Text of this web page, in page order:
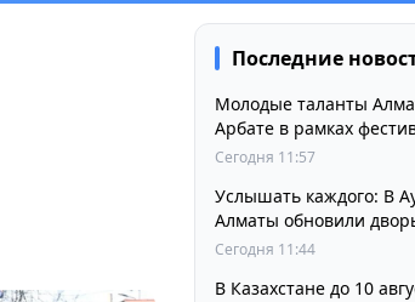
Последние
Молодые таланты
Арбате в рамках
Сегодня 11:57
Услышать каждого: В
Алматы обновили
жителей
Сегодня 11:44
В Казахстане до 10